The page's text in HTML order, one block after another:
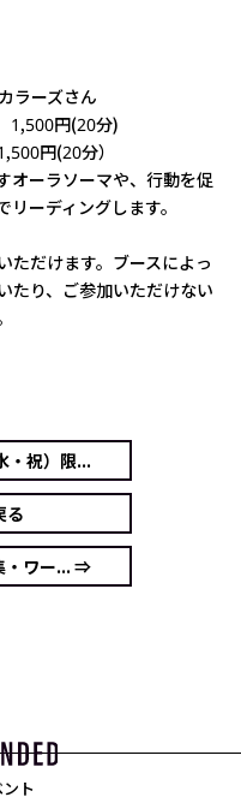
ラーズさん
グ 1,500円(20分)
ー 1,500円(20分）
オーラソーマや、行動を促
ーディングします。
ただけます。ブースによっ
たり、ご参加いただけない
・祝）限...
る
・ワー... ⇒
ト